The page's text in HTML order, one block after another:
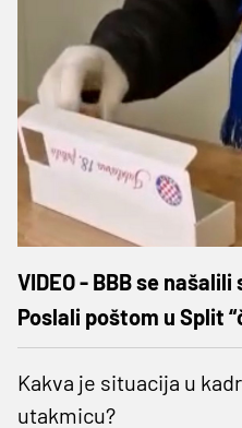
VIDEO - BBB se
Poslali poštom u Split
Kakva je situacija u
utakmicu?